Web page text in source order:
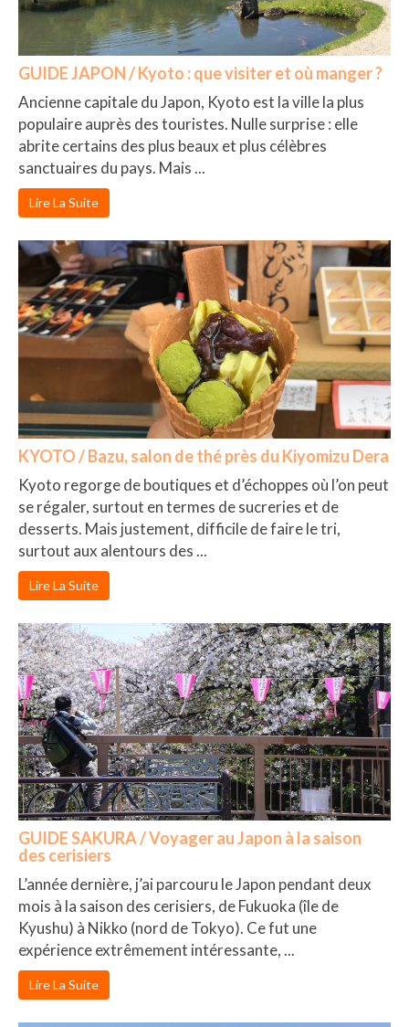
GUIDE JAPON / Kyoto : que visiter et où manger ?
Ancienne capitale du Japon, Kyoto est la ville la plus
populaire auprès des touristes. Nulle surprise : elle
abrite certains des plus beaux et plus célèbres
sanctuaires du pays. Mais ...
Lire La Suite
KYOTO / Bazu, salon de thé près du Kiyomizu Dera
Kyoto regorge de boutiques et d’échoppes où l’on peut
se régaler, surtout en termes de sucreries et de
desserts. Mais justement, difficile de faire le tri,
surtout aux alentours des ...
Lire La Suite
GUIDE SAKURA / Voyager au Japon à la saison
des cerisiers
L’année dernière, j’ai parcouru le Japon pendant deux
mois à la saison des cerisiers, de Fukuoka (île de
Kyushu) à Nikko (nord de Tokyo). Ce fut une
expérience extrêmement intéressante, ...
Lire La Suite